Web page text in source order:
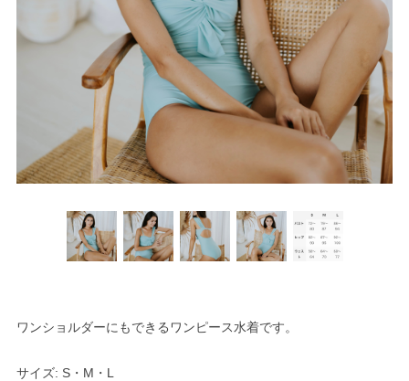
ワンショルダーにもできるワンピース水着です。
サイズ: S・M・L